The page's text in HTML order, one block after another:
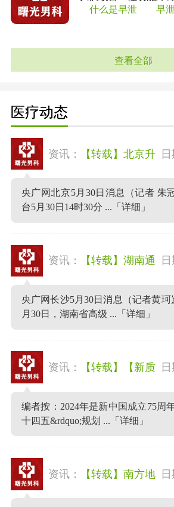
什么是早泄 早泄是
查看全部
医疗动态
资讯： 【转载】北京升 日
央广网北京5月30日消息（记者 朱
台5月30日14时30分 ... 「详细」
资讯： 【转载】湖南通 日
央广网长沙5月30日消息（记者黄
月30日，湖南省高级 ... 「详细」
资讯： 【转载】【新质 日
编者按：2024年是新中国成立75周
十四五&rdquo;规划 ... 「详细」
资讯： 【转载】南方地 日